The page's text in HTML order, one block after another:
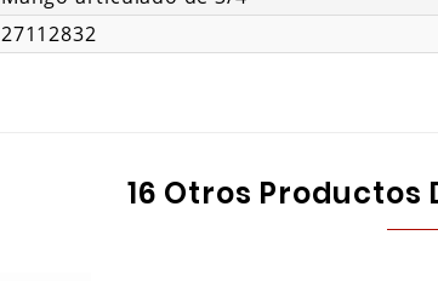
27112832
16 Otros